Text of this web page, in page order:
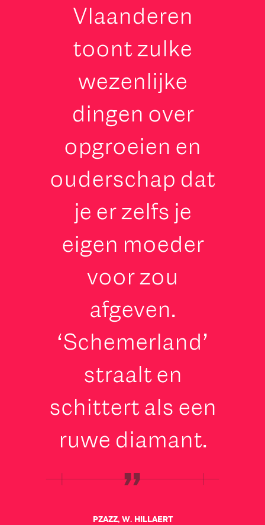
Vlaanderen
toont zulke
wezenlijke
dingen over
opgroeien en
ouderschap dat
je er zelfs je
eigen moeder
voor zou
afgeven.
‘Schemerland’
straalt en
schittert als een
ruwe diamant.
PZAZZ, W. HILLAERT